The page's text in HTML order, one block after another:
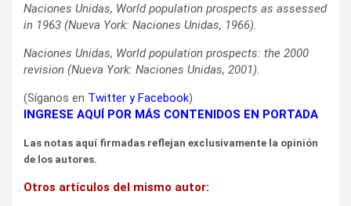
Naciones Unidas, World population prospects as assessed
in 1963 (Nueva York: Naciones Unidas, 1966).
Naciones Unidas, World population prospects: the 2000
revision (Nueva York: Naciones Unidas, 2001).
(Síganos en Twitter yFacebook)
INGRESE AQUÍ POR MÁS CONTENIDOS EN PORTADA
Las notas aquí firmadas reflejan exclusivamente la opinión
de los autores.
Otros artículos del mismo autor: